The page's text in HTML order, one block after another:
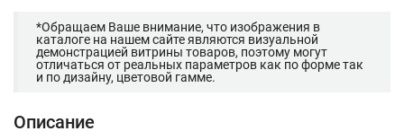
*Обращаем Ваше внимание, что изображения в
каталоге на нашем сайте являются визуальной
демонстрацией витрины товаров, поэтому могут
отличаться от реальных параметров как по форме так
и по дизайну, цветовой гамме.
Описание